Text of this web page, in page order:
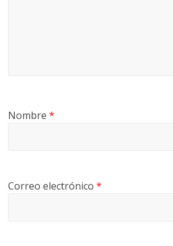
Nombre*
Correo electrónico*